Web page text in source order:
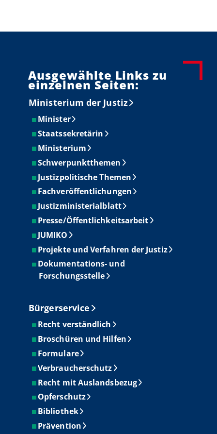
Ausgewählte Links zu
einzelnen Seiten:
Ministerium der Justiz
Minister
Staatssekretärin
Ministerium
Schwerpunktthemen
Justizpolitische Themen
Fachveröffentlichungen
Justizministerialblatt
Presse/Öffentlichkeitsarbeit
JUMIKO
Projekte und Verfahren der Justiz
Dokumentations- und
Forschungsstelle
Bürgerservice
Recht verständlich
Broschüren und Hilfen
Formulare
Verbraucherschutz
Recht mit Auslandsbezug
Opferschutz
Bibliothek
Prävention